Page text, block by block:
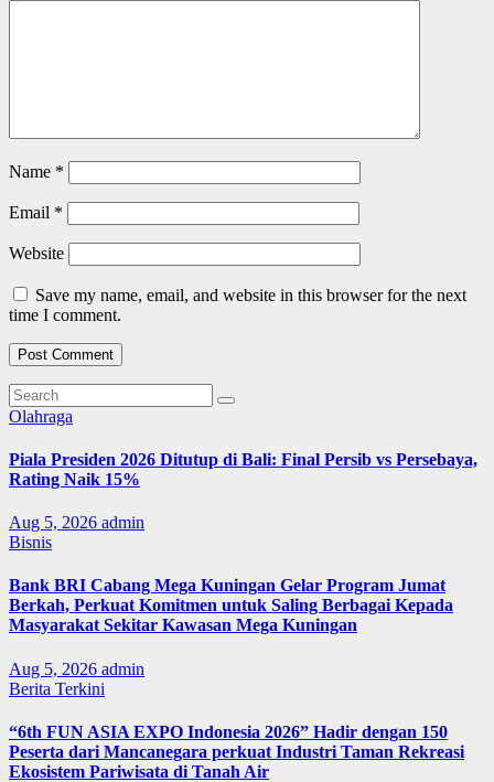
Name *
Email *
Website
Save my name, email, and website in this browser for the next
time I comment.
Olahraga
Piala Presiden 2026 Ditutup di Bali: Final Persib vs Persebaya,
Rating Naik 15%
Aug 5, 2026 admin
Bisnis
Bank BRI Cabang Mega Kuningan Gelar Program Jumat
Berkah, Perkuat Komitmen untuk Saling Berbagai Kepada
Masyarakat Sekitar Kawasan Mega Kuningan
Aug 5, 2026 admin
Berita Terkini
“6th FUN ASIA EXPO Indonesia 2026” Hadir dengan 150
Peserta dari Mancanegara perkuat Industri Taman Rekreasi
Ekosistem Pariwisata di Tanah Air